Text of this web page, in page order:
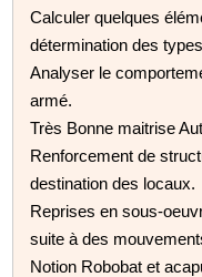
Calculer quelques
détermination des
Analyser le
armé.
Très Bonne maitrise
Renforcement de
destination des locaux.
Reprises en sous-
suite à des
Notion Robobat et